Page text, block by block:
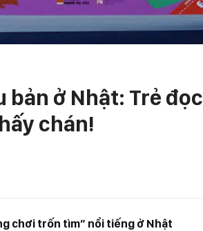
bản ở Nhật: Trẻ đọc
chán!
chơi trốn tìm” nổi tiếng ở Nhật